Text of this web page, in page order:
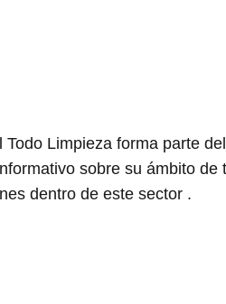
Todo Limpieza forma parte
sobre su ámbito
dentro de este sector .